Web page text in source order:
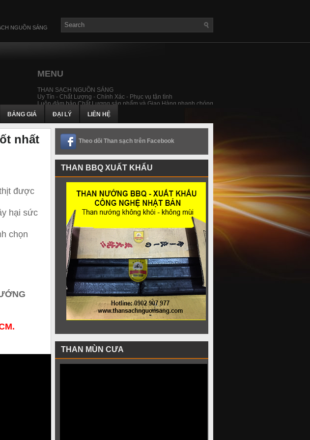
NGUỒN SÁNG
MENU
THAN SẠCH NGUỒN SÁNG
Uy Tín - Chất Lượng - Chính Xác - Phục vụ tận tình
Luôn đảm bảo Chất Lượng sản phẩm và Giao Hàng nhanh chóng
BẢNG GIÁ ĐẠI LÝ LIÊN HỆ
nhất
được
hại sức
chọn
Theo dõi Than sạch trên Facebook
THAN BBQ XUẤT KHẨU
THAN MÙN CƯA